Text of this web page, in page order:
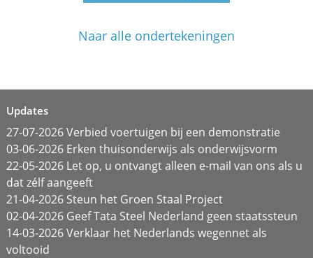
Naar alle ondertekeningen
Updates
27-07-2026 Verbied voertuigen bij een demonstratie
03-06-2026 Erken thuisonderwijs als onderwijsvorm
22-05-2026 Let op, u ontvangt alleen e-mail van ons als u
dat zélf aangeeft
21-04-2026 Steun het Groen Staal Project
02-04-2026 Geef Tata Steel Nederland geen staatssteun
14-03-2026 Verklaar het Nederlands wegennet als
voltooid